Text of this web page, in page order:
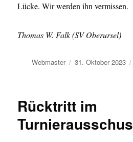
Lücke. Wir werden ihn vermissen.
Thomas W. Falk (SV Oberursel)
Autor
Webmaster
Veröffentlicht
31. Oktober 2023
Rücktritt im